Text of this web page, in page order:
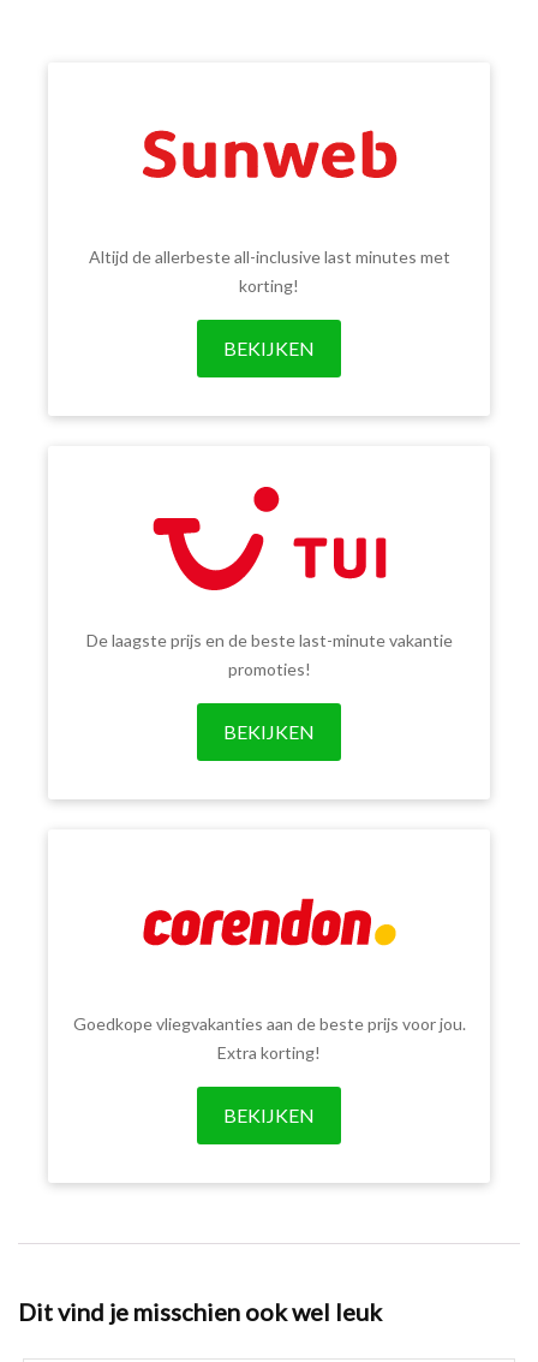
Altijd de allerbeste all-inclusive last minutes met
korting!
BEKIJKEN
De laagste prijs en de beste last-minute vakantie
promoties!
BEKIJKEN
Goedkope vliegvakanties aan de beste prijs voor jou.
Extra korting!
BEKIJKEN
Dit vind je misschien ook wel leuk